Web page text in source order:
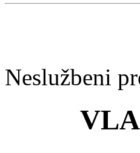
Neslužbeni